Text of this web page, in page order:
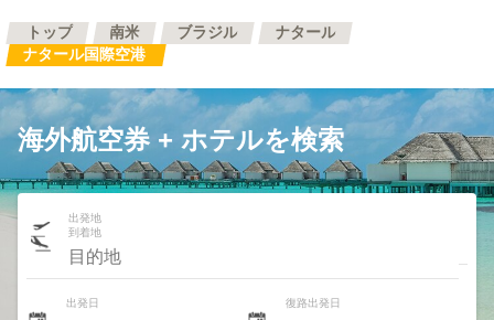
トップ 南米 ブラジル
ナタール
ナタール国際空港
海外航空券 + ホテルを検索
出発地
到着地
出発日 復路出発日